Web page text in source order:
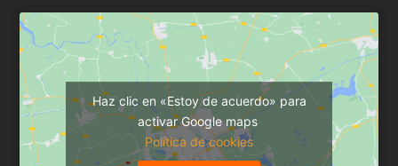
Haz clic en «Estoy de acuerdo» para
activar Google maps
Política de cookies